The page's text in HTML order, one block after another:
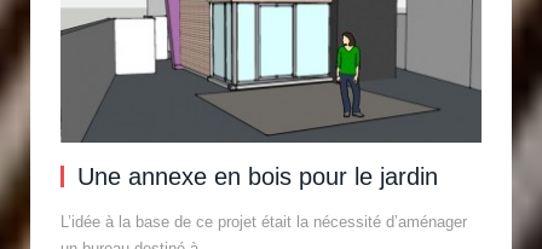
Une annexe en bois pour le jardin
L’idée à la base de ce projet était la nécessité d’aménager